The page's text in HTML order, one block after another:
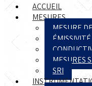
ACCUEIL
MESURES
MESURE
ÉMISSIVITÉ
MESURES
SRI